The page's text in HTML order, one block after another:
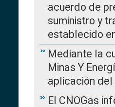
acuerdo de
suministro y
establecido
Mediante la
Minas Y
aplicación
El CNOGas